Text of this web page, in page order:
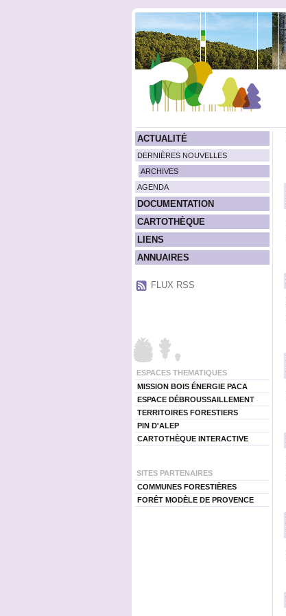
ACTUALITÉ
DERNIÈRES NOUVELLES
ARCHIVES
AGENDA
DOCUMENTATION
CARTOTHÈQUE
LIENS
ANNUAIRES
FLUX RSS
ESPACES THEMATIQUES
MISSION BOIS ÉNERGIE PACA
ESPACE DÉBROUSSAILLEMENT
TERRITOIRES FORESTIERS
PIN D'ALEP
CARTOTHÈQUE INTERACTIVE
SITES PARTENAIRES
COMMUNES FORESTIÈRES
FORÊT MODÈLE DE PROVENCE